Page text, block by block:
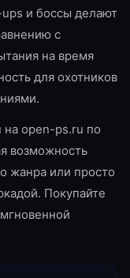
и боссы делают
с
на время
для охотников
на open-ps.ru по
возможность
жанра или просто
Покупайте